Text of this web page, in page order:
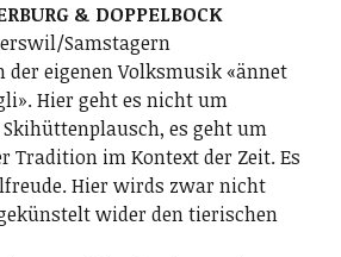
& DOPPELBOCK
Samstagern
der eigenen Volksmusik «ännet
Hier geht es nicht um
es geht um
Tradition im Kontext der Zeit. Es
Hier wirds zwar nicht
wider den tierischen